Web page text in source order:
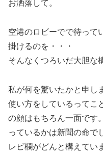
お洒落して。
空港のロビーでで待って
掛けるのを・・・
そんなくつろいだ大胆な
私が何を驚いたかと申し
使い方をしているってこ
の顔はもちろん一面です
っているかは新聞の命で
レビ欄がどんと構えてい